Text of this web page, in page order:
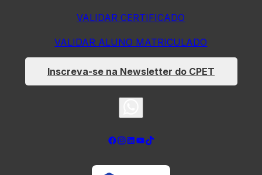
VALIDAR CERTIFICADO
VALIDAR ALUNO MATRICULADO
Inscreva-se na Newsletter do CPET